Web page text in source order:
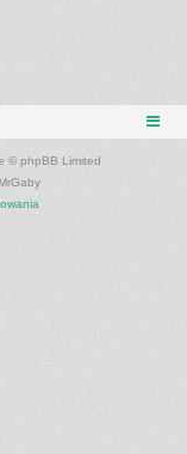
© phpBB Limited